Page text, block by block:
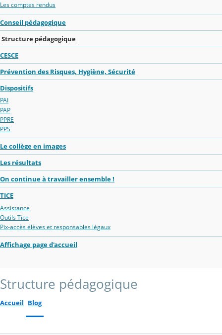
Les comptes rendus
Conseil pédagogique
Structure pédagogique
CESCE
Prévention des Risques, Hygiène, Sécurité
Dispositifs
PAI
PAP
PPRE
PPS
Le collège en images
Les résultats
On continue à travailler ensemble !
TICE
Assistance
Outils Tice
Pix-accès élèves et responsables légaux
Affichage page d'accueil
Structure pédagogique
Accueil Blog